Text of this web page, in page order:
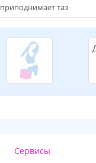
приподнимает таз
Сервисы